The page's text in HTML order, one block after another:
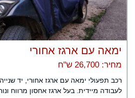
ימאה עם ארגז אחורי
מחיר: 26,700 ש"ח
רכב תפעולי ימאה עם ארגז אחורי, יד
לעבודה מיידית. בעל ארגז אחסון מרווח